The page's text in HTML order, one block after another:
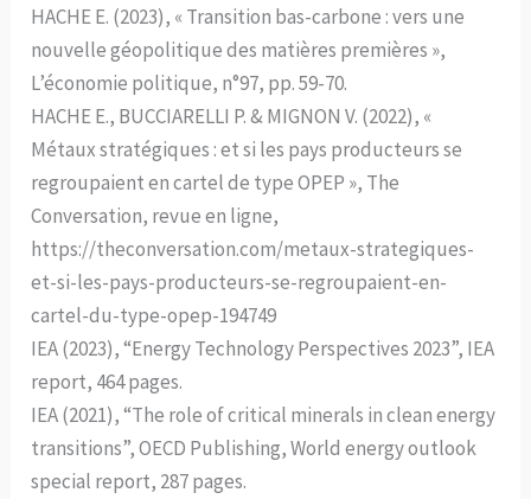
HACHE E. (2023), « Transition bas-carbone : vers une
nouvelle géopolitique des matières premières »,
L’économie politique, n°97, pp. 59-70.
HACHE E., BUCCIARELLI P. & MIGNON V. (2022), «
Métaux stratégiques : et si les pays producteurs se
regroupaient en cartel de type OPEP », The
Conversation, revue en ligne,
https://theconversation.com/metaux-strategiques-
et-si-les-pays-producteurs-se-regroupaient-en-
cartel-du-type-opep-194749
IEA (2023), “Energy Technology Perspectives 2023”, IEA
report, 464 pages.
IEA (2021), “The role of critical minerals in clean energy
transitions”, OECD Publishing, World energy outlook
special report, 287 pages.